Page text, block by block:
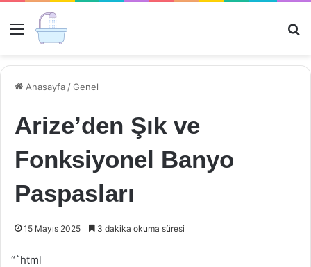
Menü
Anasayfa /Genel
Arize’den Şık ve
Fonksiyonel Banyo
Paspasları
15 Mayıs 2025 3 dakika okuma süresi
“`html